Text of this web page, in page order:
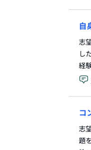
自
志
し
経
コ
志
題